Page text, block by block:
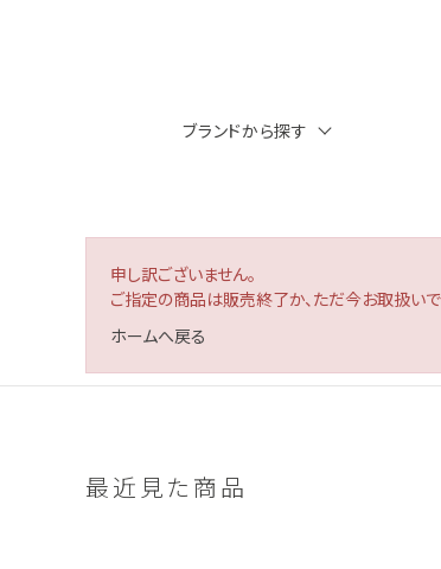
ブランドから探す
申し訳ございません。
ご指定の商品は販売終了か、ただ今お取扱いで
ホームへ戻る
最近見た商品